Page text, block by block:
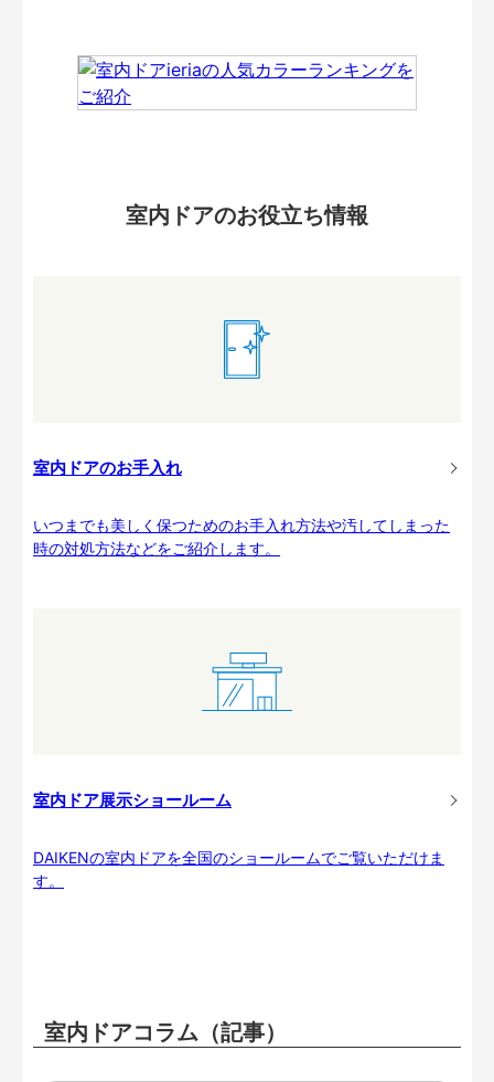
室内ドアのお役立ち情報
室内ドアのお手入れ
いつまでも美しく保つためのお手入れ方法や汚してしまった
時の対処方法などをご紹介します。
室内ドア展示ショールーム
DAIKENの室内ドアを全国のショールームでご覧いただけま
す。
室内ドアコラム（記事）